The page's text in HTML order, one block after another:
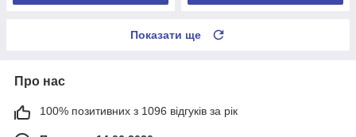
Показати ще
Про нас
100% позитивних з 1096 відгуків за рік